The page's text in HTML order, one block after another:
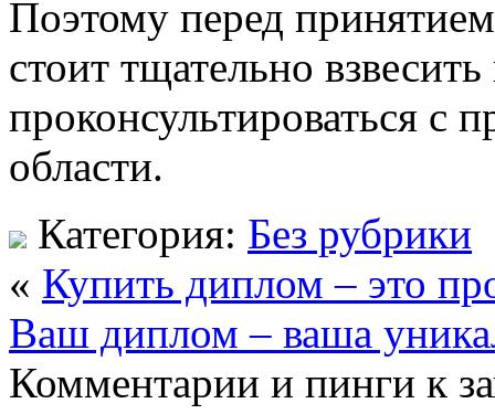
Поэтому перед
стоит тщательно
проконсультироваться с
области.
Категория: Без рубрики
« Купить диплом – это
Ваш диплом – ваша
Комментарии и пинги к